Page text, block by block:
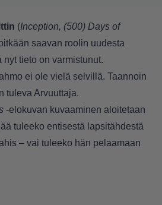
(Inception, (500) Days of
saavan roolin uudesta
nyt tieto on varmistunut.
ei ole vielä selvillä. Taannoin
tuleva Arvuuttaja.
-elokuvan kuvaaminen aloitetaan
tuleeko entisestä lapsitähdestä
– vai tuleeko hän pelaamaan